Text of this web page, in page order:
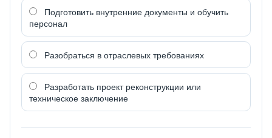
Подготовить внутренние документы и обучить
персонал
Разобраться в отраслевых требованиях
Разработать проект реконструкции или
техническое заключение